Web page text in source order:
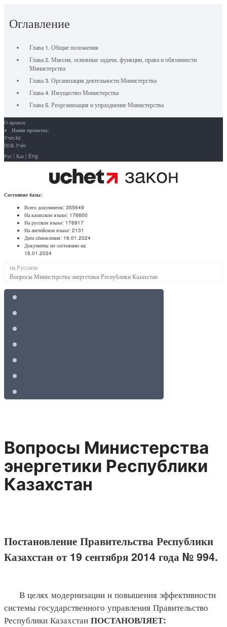
Оглавление
Глава 1. Общие положения
Глава 2. Миссия, основные задачи, функции, права и обязанности
Министерства
Глава 3. Организация деятельности Министерства
Глава 4. Имущество Министерства
Глава 5. Реорганизация и упразднение Министерства
О проекте
Наши проекты:
Учёт.kz
ПОБ.Учёт
Рус | Қаз | Eng
Состояние базы:
Всего документов: 355649
На казахском языке: 176600
На русском языке: 176917
На английском языке: 2131
Дата обновления: 16.01.2024
Документы по состоянию на:
16.01.2024
на Русском
Вопросы Министерства энергетики Республики Казахстан
Вопросы Министерства
энергетики Республики
Казахстан
Постановление Правительства Республики
Казахстан от 19 сентября 2014 года № 994.
В целях модернизации и повышения эффективности
системы государственного управления Правительство
Республики Казахстан ПОСТАНОВЛЯЕТ: